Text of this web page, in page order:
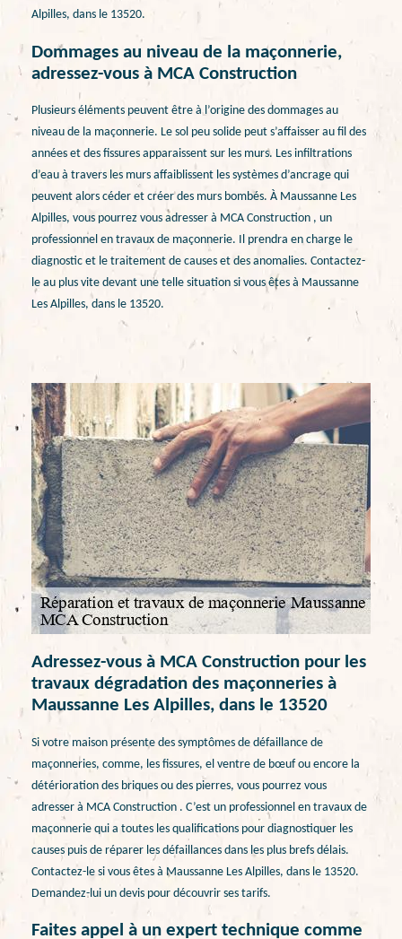
Alpilles, dans le 13520.
Dommages au niveau de la maçonnerie,
adressez-vous à MCA Construction
Plusieurs éléments peuvent être à l’origine des dommages au
niveau de la maçonnerie. Le sol peu solide peut s’affaisser au fil des
années et des fissures apparaissent sur les murs. Les infiltrations
d’eau à travers les murs affaiblissent les systèmes d’ancrage qui
peuvent alors céder et créer des murs bombés. À Maussanne Les
Alpilles, vous pourrez vous adresser à MCA Construction , un
professionnel en travaux de maçonnerie. Il prendra en charge le
diagnostic et le traitement de causes et des anomalies. Contactez-
le au plus vite devant une telle situation si vous êtes à Maussanne
Les Alpilles, dans le 13520.
Adressez-vous à MCA Construction pour les
travaux dégradation des maçonneries à
Maussanne Les Alpilles, dans le 13520
Si votre maison présente des symptômes de défaillance de
maçonneries, comme, les fissures, el ventre de bœuf ou encore la
détérioration des briques ou des pierres, vous pourrez vous
adresser à MCA Construction . C’est un professionnel en travaux de
maçonnerie qui a toutes les qualifications pour diagnostiquer les
causes puis de réparer les défaillances dans les plus brefs délais.
Contactez-le si vous êtes à Maussanne Les Alpilles, dans le 13520.
Demandez-lui un devis pour découvrir ses tarifs.
Faites appel à un expert technique comme